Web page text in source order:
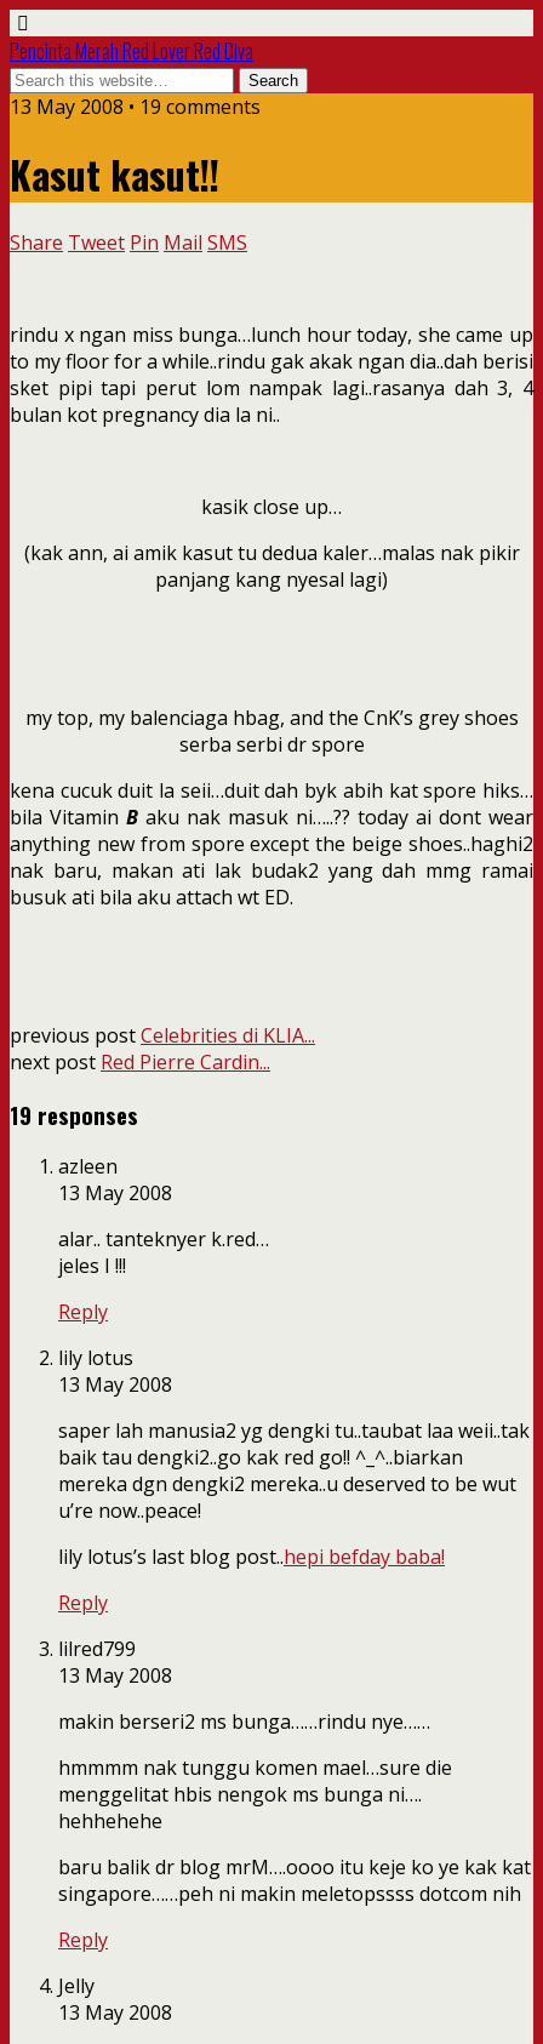
Pencinta Merah Red Lover Red Diva
13 May 2008 • 19 comments
Kasut kasut!!
Share Tweet Pin Mail SMS
rindu x ngan miss bunga…lunch hour today, she came up
to my floor for a while..rindu gak akak ngan dia..dah berisi
sket pipi tapi perut lom nampak lagi..rasanya dah 3, 4
bulan kot pregnancy dia la ni..
kasik close up…
(kak ann, ai amik kasut tu dedua kaler…malas nak pikir
panjang kang nyesal lagi)
my top, my balenciaga hbag, and the CnK’s grey shoes
serba serbi dr spore
kena cucuk duit la seii…duit dah byk abih kat spore hiks…
bila Vitamin B aku nak masuk ni…..?? today ai dont wear
anything new from spore except the beige shoes..haghi2
nak baru, makan ati lak budak2 yang dah mmg ramai
busuk ati bila aku attach wt ED.
previous postCelebrities di KLIA...
next post Red Pierre Cardin...
19 responses
azleen
13 May 2008
alar.. tanteknyer k.red…
jeles I !!!
Reply
lily lotus
13 May 2008
saper lah manusia2 yg dengki tu..taubat laa weii..tak
baik tau dengki2..go kak red go!! ^_^..biarkan
mereka dgn dengki2 mereka..u deserved to be wut
u’re now..peace!
lily lotus’s last blog post..hepi befday baba!
Reply
lilred799
13 May 2008
makin berseri2 ms bunga……rindu nye……
hmmmm nak tunggu komen mael…sure die
menggelitat hbis nengok ms bunga ni….
hehhehehe
baru balik dr blog mrM….oooo itu keje ko ye kak kat
singapore……peh ni makin meletopssss dotcom nih
Reply
Jelly
13 May 2008